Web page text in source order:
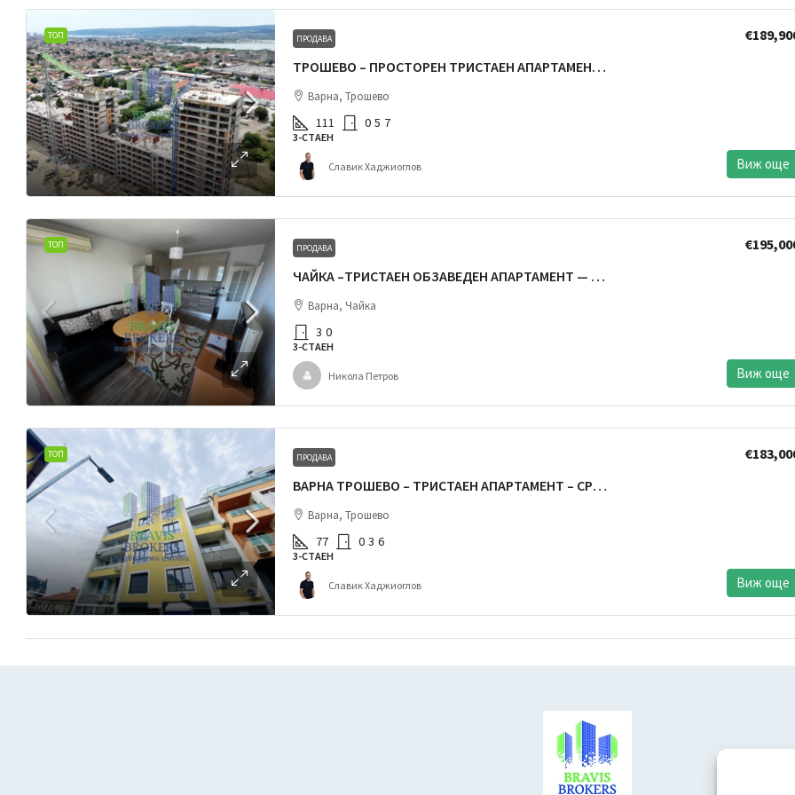
ТОП ПРОДАВА
ТРОШЕВО – ПРОСТОРЕН ТРИСТАЕН АПАРТАМЕНТ – ВСЕКИДНЕВНА 30кв.м – ЛУКСОЗНА СГРАДА — СРЕДЕН ЕТАЖ – ПАНОРАМА
Варна, Трошево
111 0 5 7
3-СТАЕН
Виж още
Славик Хаджиоглов
ТОП ПРОДАВА
ЧАЙКА –ТРИСТАЕН ОБЗАВЕДЕН АПАРТАМЕНТ — НАПЪЛНО ОБОРУДВАН – ГОТОВ ЗА ЖИВЕЕНЕ
Варна, Чайка
3 0
3-СТАЕН
Виж още
Никола Петров
ТОП ПРОДАВА
ВАРНА ТРОШЕВО – ТРИСТАЕН АПАРТАМЕНТ – СРЕДЕН ЕТАЖ – ГАРАЖ В ЦЕНАТА – ОТЛИЧНА ЛОКАЦИЯ
Варна, Трошево
77 0 3 6
3-СТАЕН
Виж още
Славик Хаджиоглов